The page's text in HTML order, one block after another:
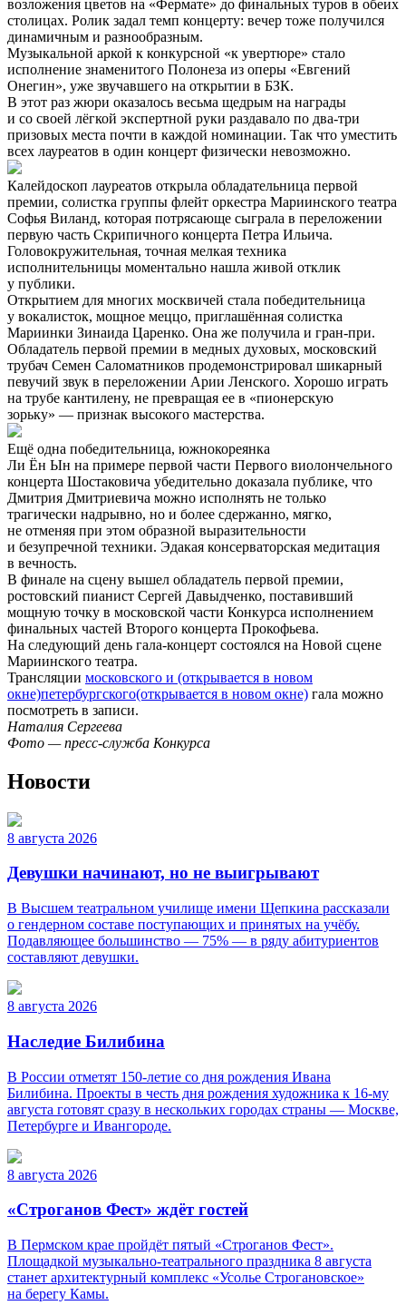
возложения цветов на «Фермате» до финальных туров в обеих
столицах. Ролик задал темп концерту: вечер тоже получился
динамичным и разнообразным.
Музыкальной аркой к конкурсной «к увертюре» стало
исполнение знаменитого Полонеза из оперы «Евгений
Онегин», уже звучавшего на открытии в БЗК.
В этот раз жюри оказалось весьма щедрым на награды
и со своей лёгкой экспертной руки раздавало по два-три
призовых места почти в каждой номинации. Так что уместить
всех лауреатов в один концерт физически невозможно.
Калейдоскоп лауреатов открыла обладательница первой
премии, солистка группы флейт оркестра Мариинского театра
Софья Виланд, которая потрясающе сыграла в переложении
первую часть Скрипичного концерта Петра Ильича.
Головокружительная, точная мелкая техника
исполнительницы моментально нашла живой отклик
у публики.
Открытием для многих москвичей стала победительница
у вокалисток, мощное меццо, приглашённая солистка
Мариинки Зинаида Царенко. Она же получила и гран-при.
Обладатель первой премии в медных духовых, московский
трубач Семен Саломатников продемонстрировал шикарный
певучий звук в переложении Арии Ленского. Хорошо играть
на трубе кантилену, не превращая ее в «пионерскую
зорьку» — признак высокого мастерства.
Ещё одна победительница, южнокореянка
Ли Ён Ын на примере первой части Первого виолончельного
концерта Шостаковича убедительно доказала публике, что
Дмитрия Дмитриевича можно исполнять не только
трагически надрывно, но и более сдержанно, мягко,
не отменяя при этом образной выразительности
и безупречной техники. Эдакая консерваторская медитация
в вечность.
В финале на сцену вышел обладатель первой премии,
ростовский пианист Сергей Давыдченко, поставивший
мощную точку в московской части Конкурса исполнением
финальных частей Второго концерта Прокофьева.
На следующий день гала-концерт состоялся на Новой сцене
Мариинского театра.
Трансляции московского и (открывается в новом
окне)петербургского(открывается в новом окне) гала можно
посмотреть в записи.
Наталия Сергеева
Фото — пресс-служба Конкурса
Новости
8 августа 2026
Девушки начинают, но не выигрывают
В Высшем театральном училище имени Щепкина рассказали
о гендерном составе поступающих и принятых на учёбу.
Подавляющее большинство — 75% — в ряду абитуриентов
составляют девушки.
8 августа 2026
Наследие Билибина
В России отметят 150-летие со дня рождения Ивана
Билибина. Проекты в честь дня рождения художника к 16-му
августа готовят сразу в нескольких городах страны — Москве,
Петербурге и Ивангороде.
8 августа 2026
«Строганов Фест» ждёт гостей
В Пермском крае пройдёт пятый «Строганов Фест».
Площадкой музыкально-театрального праздника 8 августа
станет архитектурный комплекс «Усолье Строгановское»
на берегу Камы.